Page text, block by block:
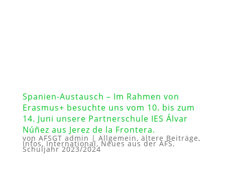
Spanien-Austausch – Im Rahmen von
Erasmus+ besuchte uns vom 10. bis zum
14. Juni unsere Partnerschule IES Álvar
Núñez aus Jerez de la Frontera.
von AFSGT admin | Allgemein, ältere Beiträge,
Infos,International, Neues aus der AFS,
Schuljahr 2023/2024